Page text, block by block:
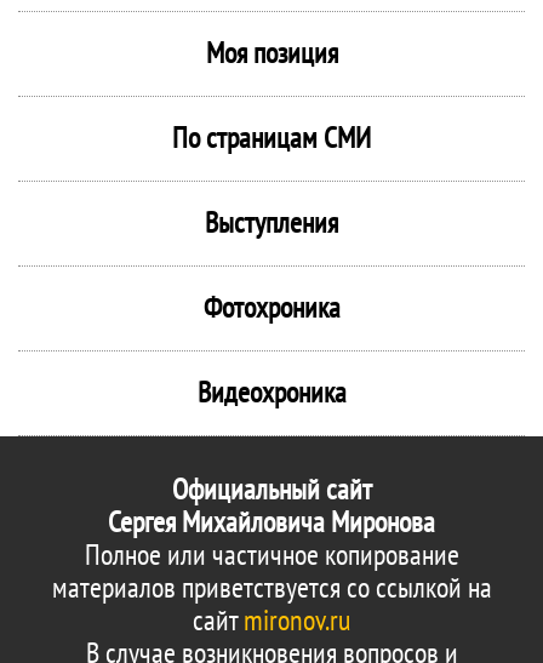
Моя позиция
По страницам СМИ
Выступления
Фотохроника
Видеохроника
Официальный сайт
Сергея Михайловича Миронова
Полное или частичное копирование
материалов приветствуется со ссылкой на
сайтmironov.ru
В случае возникновения вопросов и